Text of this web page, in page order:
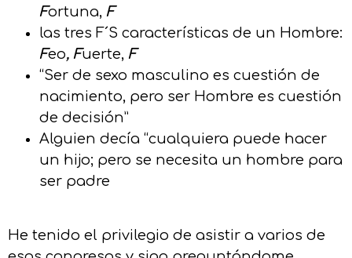
Fortuna, F
las tres F´S características de un Hombre:
Feo, Fuerte, F
“Ser de sexo masculino es cuestión de
nacimiento, pero ser Hombre es cuestión
de decisión”
Alguien decía “cualquiera puede hacer
un hijo; pero se necesita un hombre para
ser padre
He tenido el privilegio de asistir a varios de